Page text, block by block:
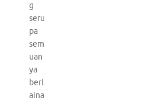
g
seru
pa
sem
uan
ya
berl
aina